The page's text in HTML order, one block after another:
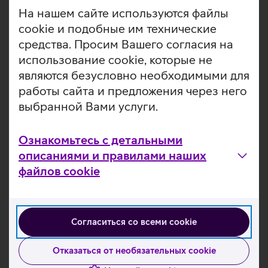
На нашем сайте используются файлы
cookie и подобные им технические
средства. Просим Вашего согласия на
использование cookie, которые не
являются безусловно необходимыми для
работы сайта и предложения через него
выбранной Вами услуги.
Ознакомьтесь с детальными
описаниями и правилами наших
файлов cookie
Согласиться со всеми cookie
Отказаться от необязательных cookie
Полезные ссылки
Узнать подробнее о продаже б/у смартфонов
Статьи и видео по теме